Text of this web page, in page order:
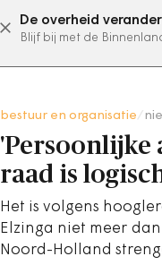
De overheid
Blijf bij met de
bestuur en organisatie
'Persoonlijke
raad is
Het is volgens
Elzinga niet meer
Noord-Holland